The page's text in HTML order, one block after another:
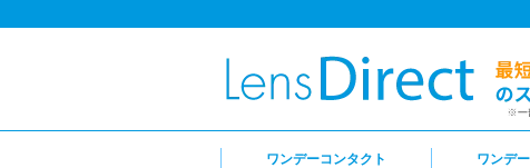
ワンデーコンタクト
ワンデ